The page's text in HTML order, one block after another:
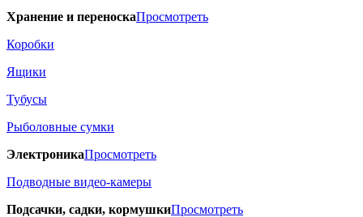
Хранение и переноскаПросмотреть
Коробки
Ящики
Тубусы
Рыболовные сумки
ЭлектроникаПросмотреть
Подводные видео-камеры
Подсачки, садки, кормушкиПросмотреть